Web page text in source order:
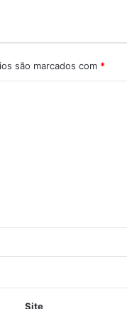
são marcados com *
Site